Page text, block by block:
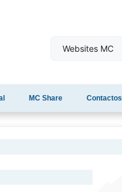
MC Share Contactos